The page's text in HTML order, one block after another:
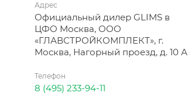
Адрес
Официальный дилер GLIMS в
ЦФО Москва, ООО
«ГЛАВСТРОЙКОМПЛЕКТ», г.
Москва, Нагорный проезд, д. 10 А
Телефон
8 (495) 233-94-11